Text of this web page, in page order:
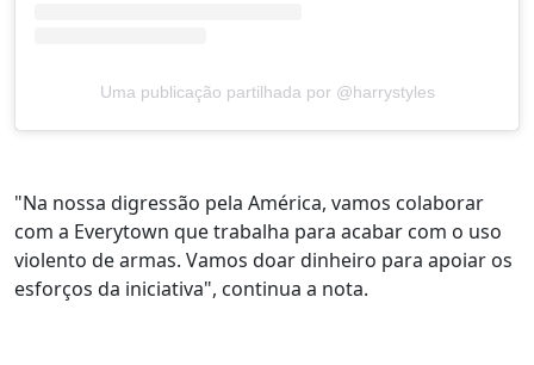
Uma publicação partilhada por @harrystyles
"Na nossa digressão pela América, vamos colaborar
com a Everytown que trabalha para acabar com o uso
violento de armas. Vamos doar dinheiro para apoiar os
esforços da iniciativa", continua a nota.